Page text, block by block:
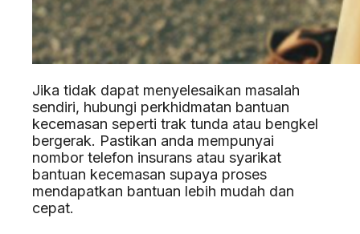
Jika tidak dapat menyelesaikan masalah
sendiri, hubungi perkhidmatan bantuan
kecemasan seperti trak tunda atau bengkel
bergerak. Pastikan anda mempunyai
nombor telefon insurans atau syarikat
bantuan kecemasan supaya proses
mendapatkan bantuan lebih mudah dan
cepat.